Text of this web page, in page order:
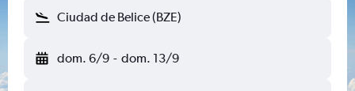
Ciudad de Belice (BZE)
dom. 6/9 - dom. 13/9